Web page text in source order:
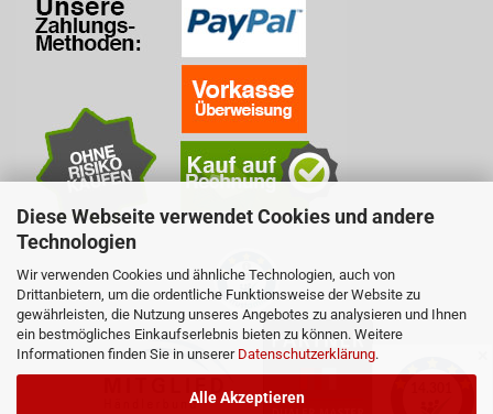
Diese Webseite verwendet Cookies und andere
Technologien
Wir verwenden Cookies und ähnliche Technologien, auch von
Drittanbietern, um die ordentliche Funktionsweise der Website zu
gewährleisten, die Nutzung unseres Angebotes zu analysieren und Ihnen
ein bestmögliches Einkaufserlebnis bieten zu können. Weitere
Informationen finden Sie in unserer Datenschutzerklärung.
Alle Akzeptieren